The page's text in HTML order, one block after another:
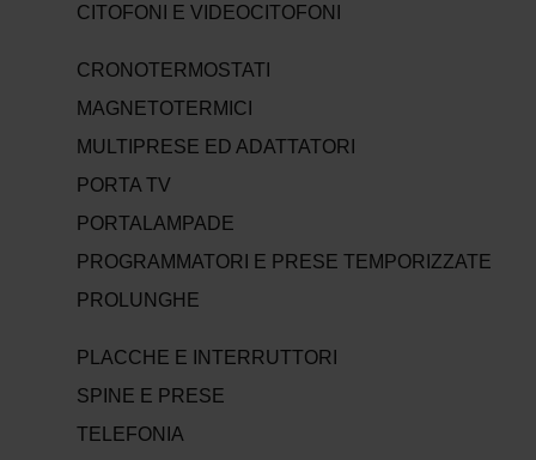
CITOFONI E VIDEOCITOFONI
CRONOTERMOSTATI
MAGNETOTERMICI
MULTIPRESE ED ADATTATORI
PORTA TV
PORTALAMPADE
PROGRAMMATORI E PRESE TEMPORIZZATE
PROLUNGHE
PLACCHE E INTERRUTTORI
SPINE E PRESE
TELEFONIA